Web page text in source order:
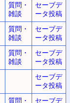
質問・
雑談
セーブデ
ータ投稿
質問・
雑談
セーブデ
ータ投稿
質問・
雑談
セーブデ
ータ投稿
セーブデ
ータ投稿
質問・
セーブデ